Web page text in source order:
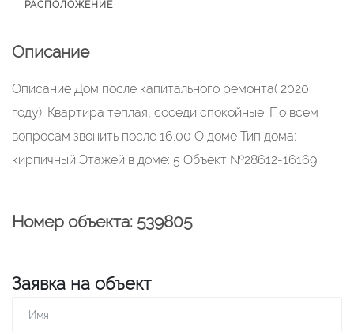
РАСПОЛОЖЕНИЕ
Описание
Описание Дом после капитального ремонта( 2020
году). Квартира теплая, соседи спокойные. По всем
вопросам звонить после 16.00 О доме Тип дома:
кирпичный Этажей в доме: 5 Объект №28612-16169.
Номер объекта: 539805
Заявка на объект